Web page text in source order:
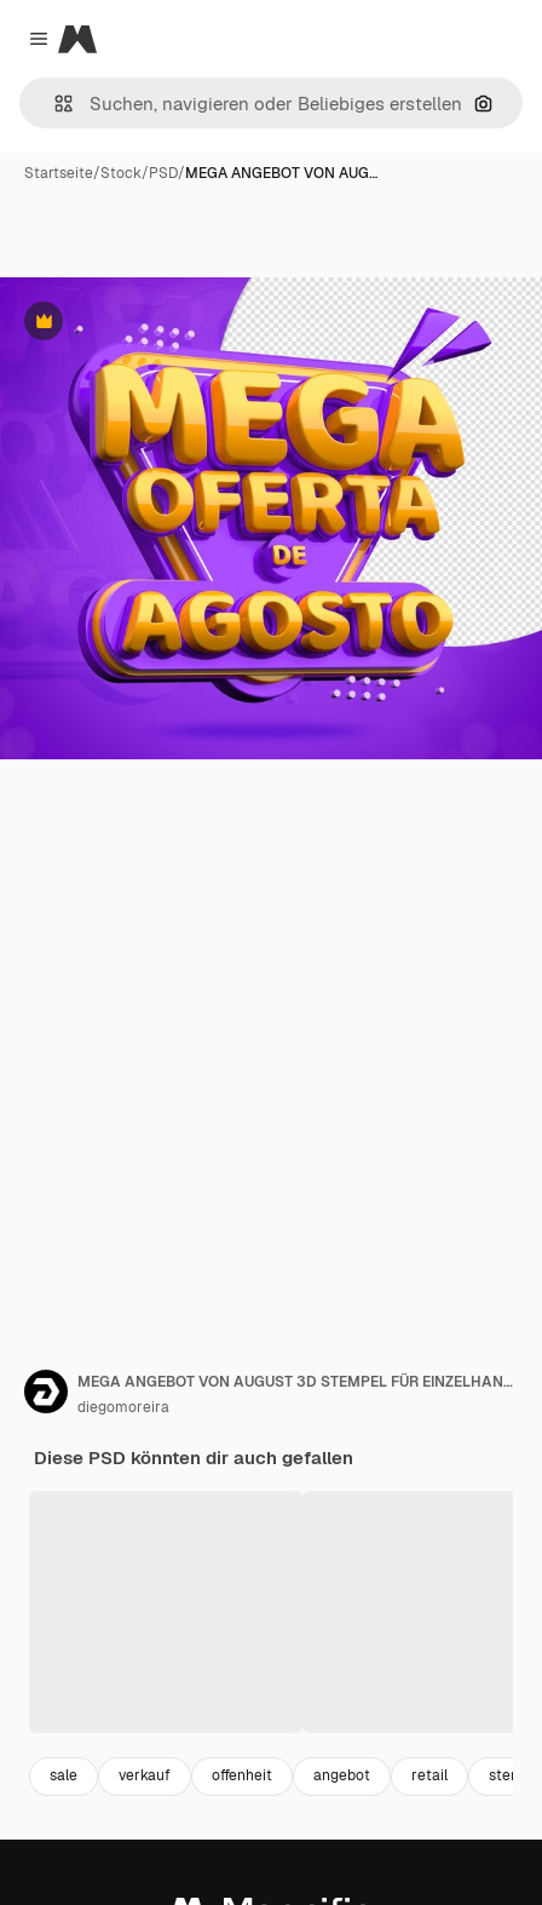
Close menu
Magnific
Nach
Startseite/Stock/PSD/MEGA ANGEBOT VON AUG…
Premium
MEGA ANGEBOT VON AUGUST 3D STEMPEL FÜR EINZELHANDEL UND HANDEL
diegomoreira
Diese PSD könnten dir auch gefallen
sale verkauf offenheit angebot retail